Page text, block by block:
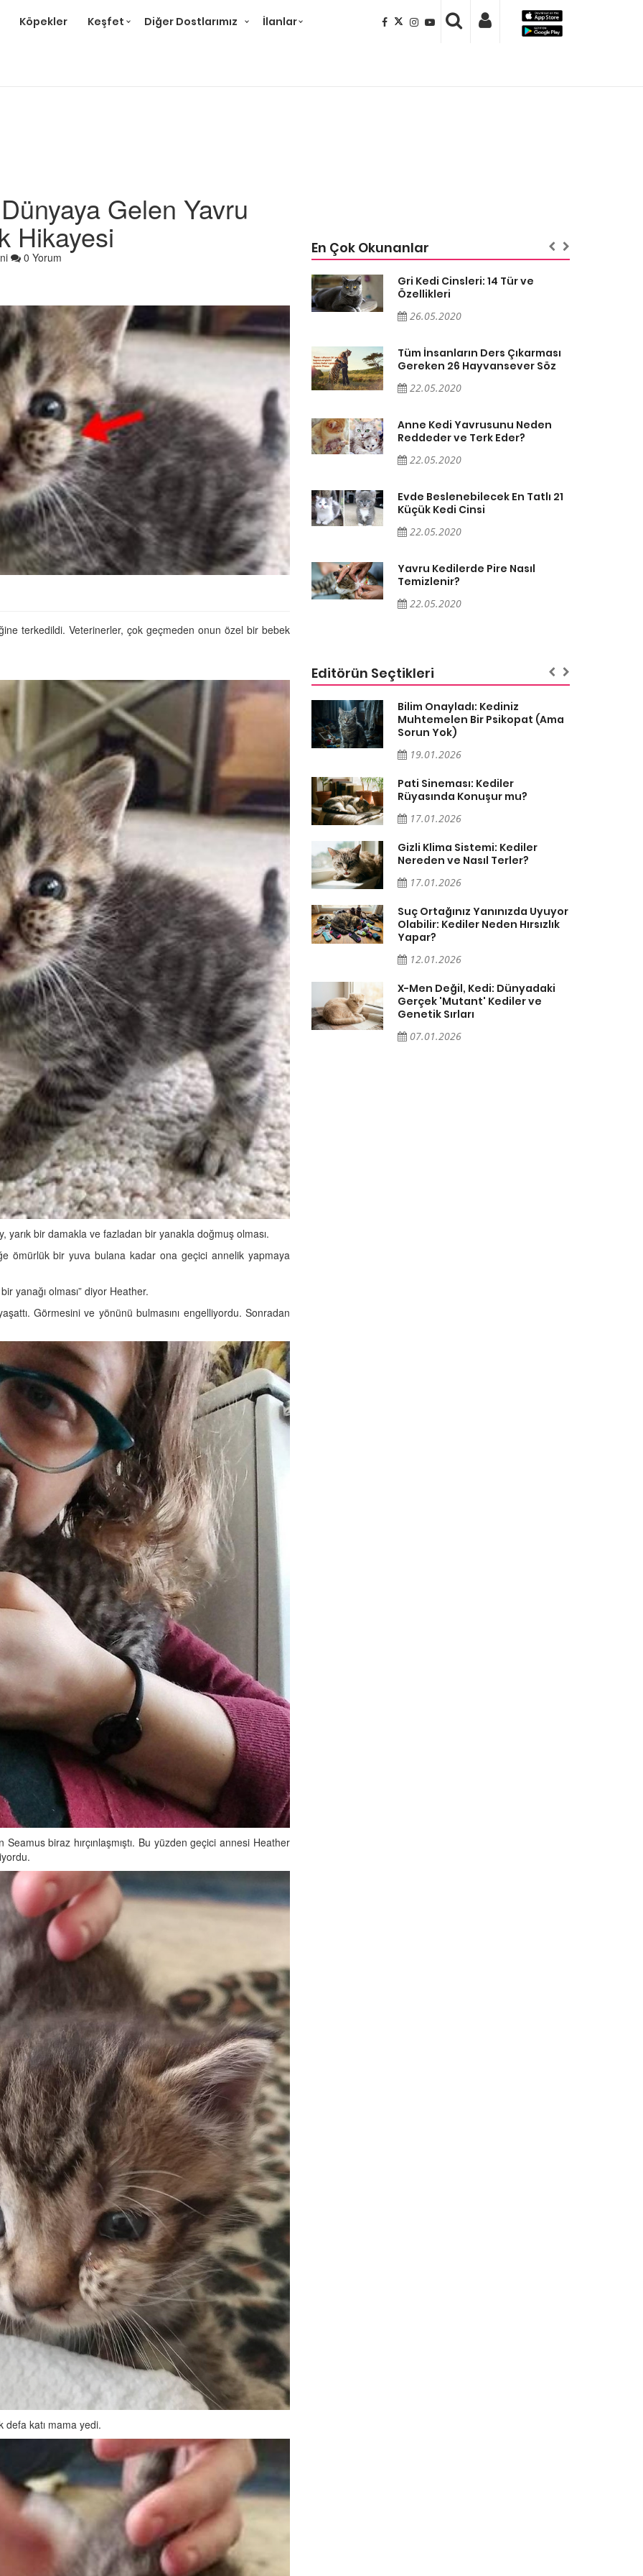
Köpekler Keşfet Diğer Dostlarımız İlanlar
Gelen Yavru
Hikayesi
0 Yorum
terkedildi. Veterinerler, çok geçmeden onun özel bir bebek
yarık bir damakla ve fazladan bir yanakla doğmuş olması.
ömürlük bir yuva bulana kadar ona geçici annelik yapmaya
yanağı olması” diyor Heather.
Görmesini ve yönünü bulmasını engelliyordu. Sonradan
biraz hırçınlaşmıştı. Bu yüzden geçici annesi Heather
defa katı mama yedi.
En Çok Okunanlar
Söz
Tatlı 21
26.05.2020
Tüm İnsanların Ders Çıkarması
22.05.2020
Anne Kedi Yavrusunu Neden
Reddeder ve Terk Eder?
22.05.2020
Evde Beslenebilecek En Tatlı 21
Küçük Kedi Cinsi
22.05.2020
Yavru Kedilerde Pire Nasıl
Gri Kedi Cinsleri: 14 Tür ve
Özellikleri
26.05.2020
Tüm İnsanların Ders Çıkarması
Gereken 26 Hayvansever Söz
22.05.2020
Anne Kedi Yavrusunu Neden
Reddeder ve Terk Eder?
22.05.2020
Evde Beslenebilecek En Tatlı 21
Küçük Kedi Cinsi
22.05.2020
Yavru Kedilerde Pire Nasıl
Temizlenir?
22.05.2020
Editörün Seçtikleri
mı,
ve
Ayrılık
Bir
Sarman Kediler Neden
“Yaramaz”? Kısa Bir Blog
25.09.2025
Kediler Neden Dört Ayak
Üzerine Düşer? Evrimsel
Adaptasyon
22.09.2025
Kadar Önemli? Evrimsel İşlevleri
22.09.2025
Kışın Tekir Kedi Bakımı: Soğuk
Havada Kediniz İçin 13 Önemli
İpucu
19.09.2025
Özel Bir Bağ: Tekir Kedilerle
Kurulan Derin Dostlukların
Psikolojisi
15.09.2025
Bilim Onayladı: Kediniz
Muhtemelen Bir Psikopat (Ama
Sorun Yok)
19.01.2026
Pati Sineması: Kediler
Rüyasında Konuşur mu?
17.01.2026
Gizli Klima Sistemi: Kediler
Nereden ve Nasıl Terler?
17.01.2026
Suç Ortağınız Yanınızda Uyuyor
Olabilir: Kediler Neden Hırsızlık
Yapar?
12.01.2026
X-Men Değil, Kedi: Dünyadaki
Gerçek 'Mutant' Kediler ve
Genetik Sırları
07.01.2026